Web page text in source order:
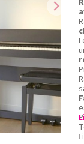
chevron_right